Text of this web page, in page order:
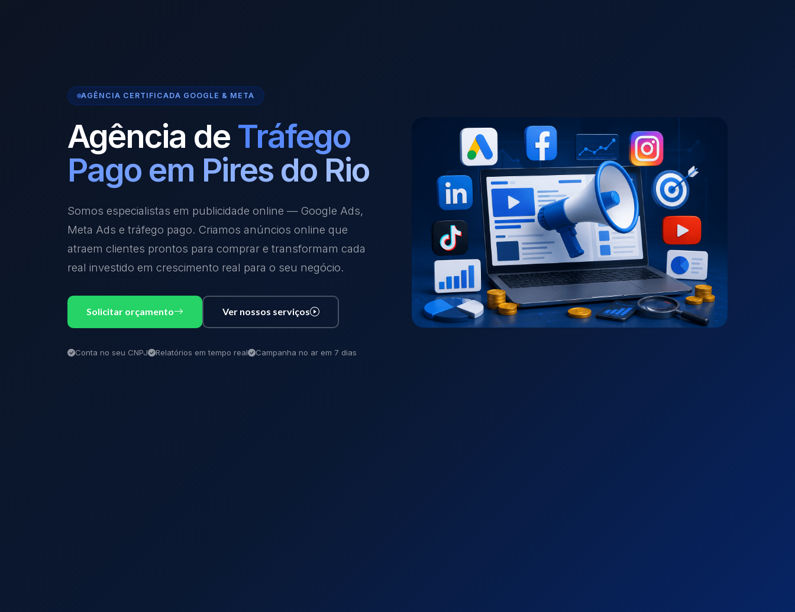
AGÊNCIA CERTIFICADA GOOGLE & META
Agência de Tráfego
Pago em Pires do Rio
Somos especialistas em publicidade online — Google Ads,
Meta Ads e tráfego pago. Criamos anúncios online que
atraem clientes prontos para comprar e transformam cada
real investido em crescimento real para o seu negócio.
Solicitar orçamento Ver nossos serviços
Conta no seu CNPJ Relatórios em tempo real Campanha no ar em 7 dias